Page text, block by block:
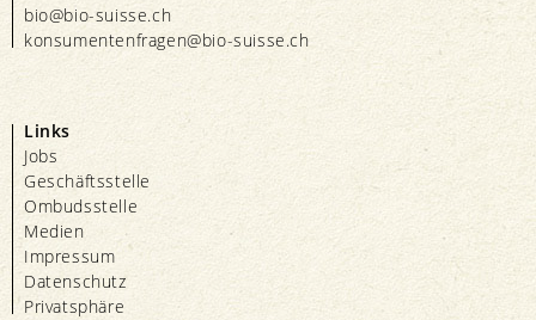
bio@bio-suisse.ch
konsumentenfragen@bio-suisse.ch
Links
Jobs
Geschäftsstelle
Ombudsstelle
Medien
Impressum
Datenschutz
Privatsphäre